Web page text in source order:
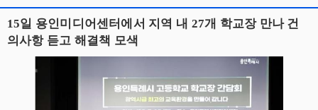
15일 용인미디어센터에서 지역 내 27개 학교장 만나 건
의사항 듣고 해결책 모색